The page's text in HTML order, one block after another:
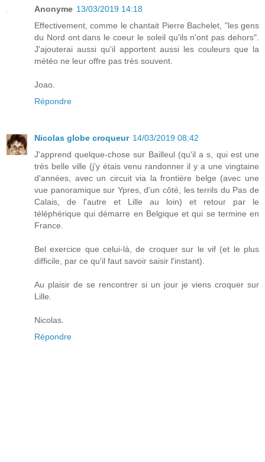
Anonyme 13/03/2019 14:18
Effectivement, comme le chantait Pierre Bachelet, "les gens
du Nord ont dans le coeur le soleil qu'ils n'ont pas dehors".
J'ajouterai aussi qu'il apportent aussi les couleurs que la
météo ne leur offre pas très souvent.
Joao.
Répondre
Nicolas globe croqueur 14/03/2019 08:42
J'apprend quelque-chose sur Bailleul (qu'il a s, qui est une
très belle ville (j'y étais venu randonner il y a une vingtaine
d'années, avec un circuit via la frontière belge (avec une
vue panoramique sur Ypres, d'un côté, les terrils du Pas de
Calais, de l'autre et Lille au loin) et retour par le
téléphérique qui démarre en Belgique et qui se termine en
France.
Bel exercice que celui-là, de croquer sur le vif (et le plus
difficile, par ce qu'il faut savoir saisir l'instant).
Au plaisir de se rencontrer si un jour je viens croquer sur
Lille.
Nicolas.
Répondre